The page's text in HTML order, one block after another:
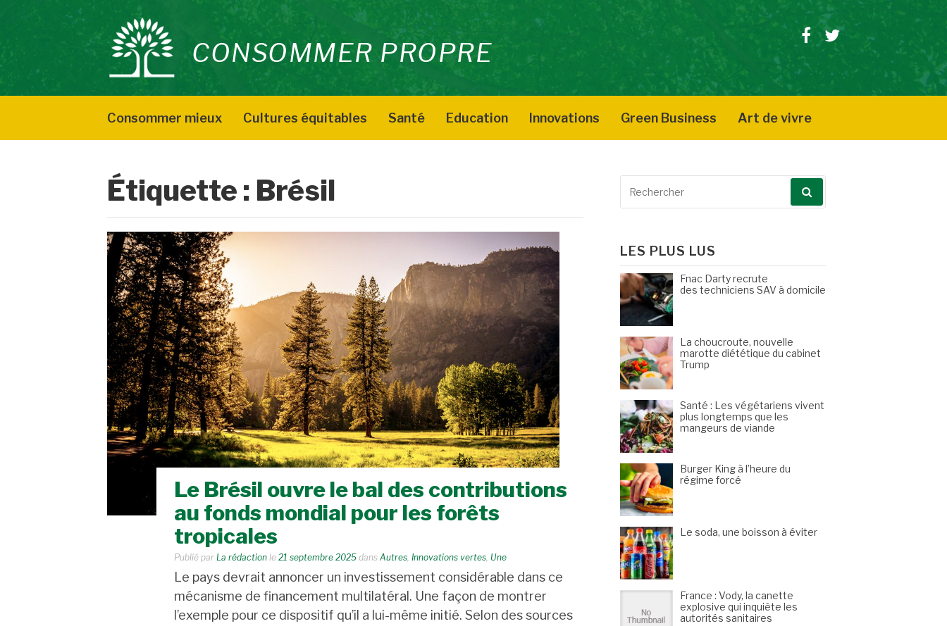
contenu
CONSOMMER PROPRE
Facebook
Twitter
Consommer mieux Cultures équitables Santé Education Innovations Green Business Art de vivre
Étiquette : Brésil
Le Brésil ouvre le bal des contributions
au fonds mondial pour les forêts
tropicales
Publié par La rédaction le 21 septembre 2025 dans Autres, Innovations vertes, Une
Le pays devrait annoncer un investissement considérable dans ce
mécanisme de financement multilatéral. Une façon de montrer
l’exemple pour ce dispositif qu’il a lui-même initié. Selon des sources
LES PLUS LUS
Fnac Darty recrute
des techniciens SAV à domicile
La choucroute, nouvelle
marotte diététique du cabinet
Trump
Santé : Les végétariens vivent
plus longtemps que les
mangeurs de viande
Burger King à l’heure du
régime forcé
Le soda, une boisson à éviter
France : Vody, la canette
explosive qui inquiète les
autorités sanitaires